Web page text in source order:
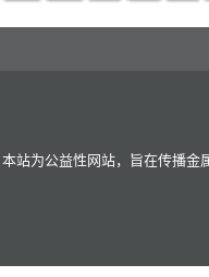
本站为公益性网站，旨在传播金